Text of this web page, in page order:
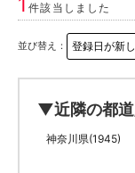
件該当しました
並び替え：
▼近隣の都
神奈川県(1945)